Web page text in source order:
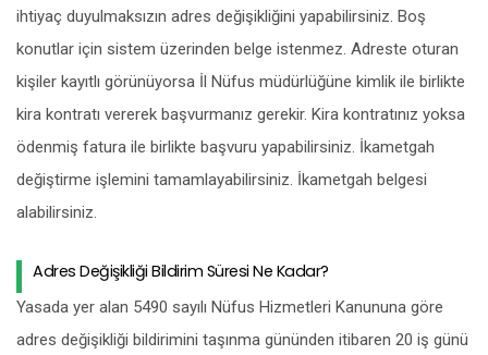
ihtiyaç duyulmaksızın adres değişikliğini yapabilirsiniz. Boş
konutlar için sistem üzerinden belge istenmez. Adreste oturan
kişiler kayıtlı görünüyorsa İl Nüfus müdürlüğüne kimlik ile birlikte
kira kontratı vererek başvurmanız gerekir. Kira kontratınız yoksa
ödenmiş fatura ile birlikte başvuru yapabilirsiniz. İkametgah
değiştirme işlemini tamamlayabilirsiniz. İkametgah belgesi
alabilirsiniz.
Adres Değişikliği Bildirim Süresi Ne Kadar?
Yasada yer alan 5490 sayılı Nüfus Hizmetleri Kanununa göre
adres değişikliği bildirimini taşınma gününden itibaren 20 iş günü